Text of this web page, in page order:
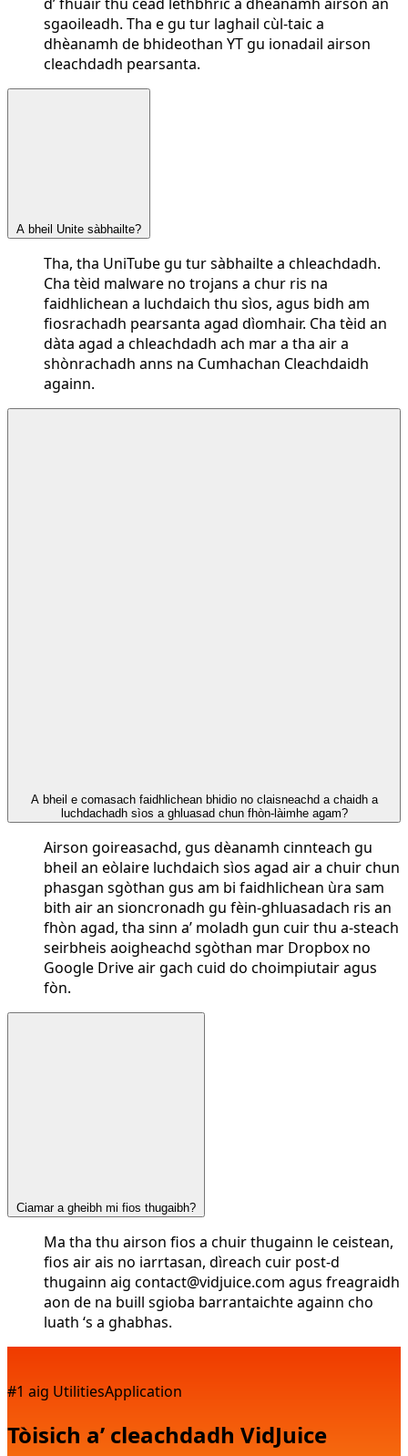
sgaoileadh. Tha e gu tur laghail cùl-taic a
dhèanamh de bhideothan YT gu ionadail airson
cleachdadh pearsanta.
A bheil Unite sàbhailte?
Tha, tha UniTube gu tur sàbhailte a chleachdadh.
Cha tèid malware no trojans a chur ris na
faidhlichean a luchdaich thu sìos, agus bidh am
fiosrachadh pearsanta agad dìomhair. Cha tèid an
dàta agad a chleachdadh ach mar a tha air a
shònrachadh anns na Cumhachan Cleachdaidh
againn.
A bheil e comasach faidhlichean bhidio no claisneachd a chaidh a
luchdachadh sìos a ghluasad chun fhòn-làimhe agam?
Airson goireasachd, gus dèanamh cinnteach gu
bheil an eòlaire luchdaich sìos agad air a chuir chun
phasgan sgòthan gus am bi faidhlichean ùra sam
bith air an sioncronadh gu fèin-ghluasadach ris an
fhòn agad, tha sinn a’ moladh gun cuir thu a-steach
seirbheis aoigheachd sgòthan mar Dropbox no
Google Drive air gach cuid do choimpiutair agus
fòn.
Ciamar a gheibh mi fios thugaibh?
Ma tha thu airson fios a chuir thugainn le ceistean,
fios air ais no iarrtasan, dìreach cuir post-d
thugainn aig contact@vidjuice.com agus freagraidh
aon de na buill sgioba barrantaichte againn cho
luath ‘s a ghabhas.
#1 aig UtilitiesApplication
Tòisich a’ cleachdadh VidJuice